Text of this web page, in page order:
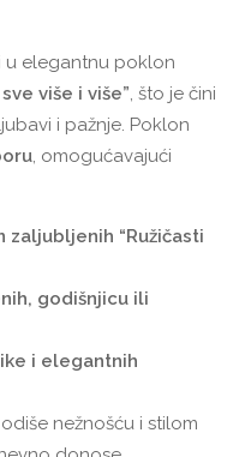
u elegantnu poklon
više i više”, što je čini
i pažnje. Poklon
, omogućavajući
“Ružičasti
godišnjicu ili
i elegantnih
nežnošću i stilom